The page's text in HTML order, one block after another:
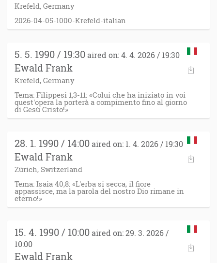
Krefeld, Germany
2026-04-05-1000-Krefeld-italian
5. 5. 1990 / 19:30 aired on: 4. 4. 2026 / 19:30
Ewald Frank
Krefeld, Germany
Tema: Filippesi 1,3-11: «Colui che ha iniziato in voi
quest'opera la porterà a compimento fino al giorno
di Gesù Cristo!»
28. 1. 1990 / 14:00 aired on: 1. 4. 2026 / 19:30
Ewald Frank
Zürich, Switzerland
Tema: Isaia 40,8: «L'erba si secca, il fiore
appassisce, ma la parola del nostro Dio rimane in
eterno!»
15. 4. 1990 / 10:00 aired on: 29. 3. 2026 /
10:00
Ewald Frank